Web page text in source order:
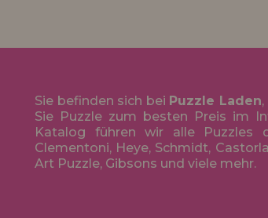
Sie befinden sich bei Puzzle Laden
Sie Puzzle zum besten Preis im
Katalog führen wir alle Puzzles
Clementoni, Heye, Schmidt,
Art Puzzle, Gibsons und viele mehr.